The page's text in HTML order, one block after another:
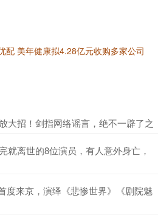
配 美年健康拟4.28亿元收购多家公司
大招！剑指网络谣言，绝不一辟了之
就离世的8位演员，有人意外身亡，
度来京，演绎《悲惨世界》《剧院魅